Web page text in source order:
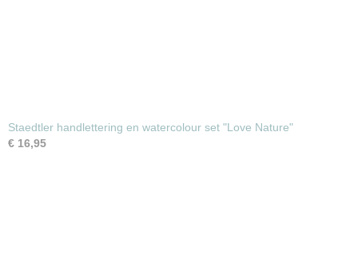
Staedtler handlettering en watercolour set "Love Nature"
€ 16,95